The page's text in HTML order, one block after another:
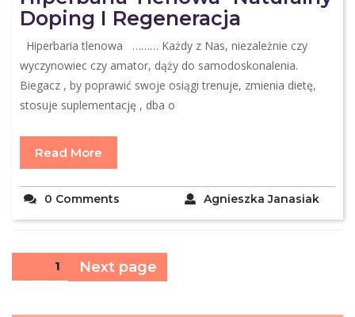
Doping I Regeneracja
Hiperbaria tlenowa ……… Każdy z Nas, niezależnie czy
wyczynowiec czy amator, dąży do samodoskonalenia.
Biegacz , by poprawić swoje osiągi trenuje, zmienia dietę,
stosuje suplementację , dba o
Read More
Agnieszka Janasiak
0 Comments
Stronicowanie
1 Next page